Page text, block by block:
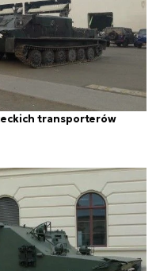
transporterów